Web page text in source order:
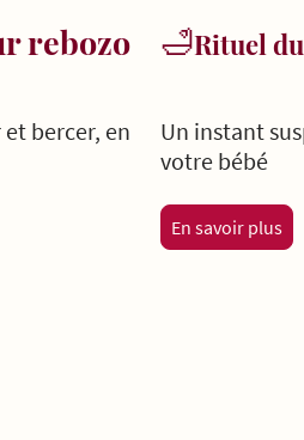
rebozo
bercer, en
🛁Rituel
Un instant
votre bébé
En savoir plus